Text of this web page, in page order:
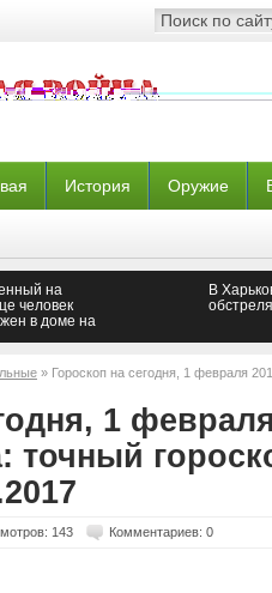
История Оружие
на
человек
в доме на
В
» Гороскоп на сегодня, 1 февраля
1
точный
143 Комментариев: 0